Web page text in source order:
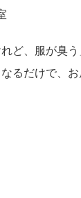
ど、服が臭う
るだけで、